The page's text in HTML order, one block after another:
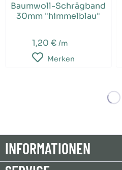
Baumwoll-Schrägband
30mm "himmelblau"
1,20 € /m
Merken
INFORMATIONEN